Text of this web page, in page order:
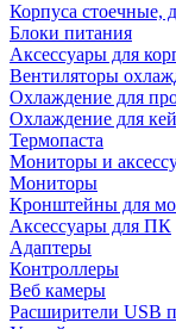
Корпуса стоечные,
Блоки питания
Аксессуары для
Вентиляторы
Охлаждение для
Охлаждение для
Термопаста
Мониторы и
Мониторы
Кронштейны для
Аксессуары для ПК
Адаптеры
Контроллеры
Веб камеры
Расширители USB